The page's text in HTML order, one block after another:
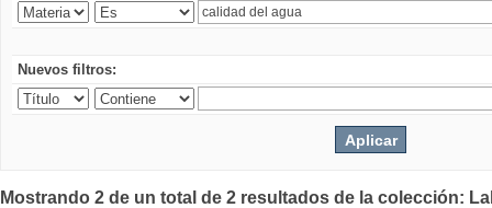
Nuevos filtros:
Mostrando 2 de un total de 2 resultados de la colección: